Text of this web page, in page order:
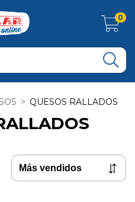
0
> QUESOS RALLADOS